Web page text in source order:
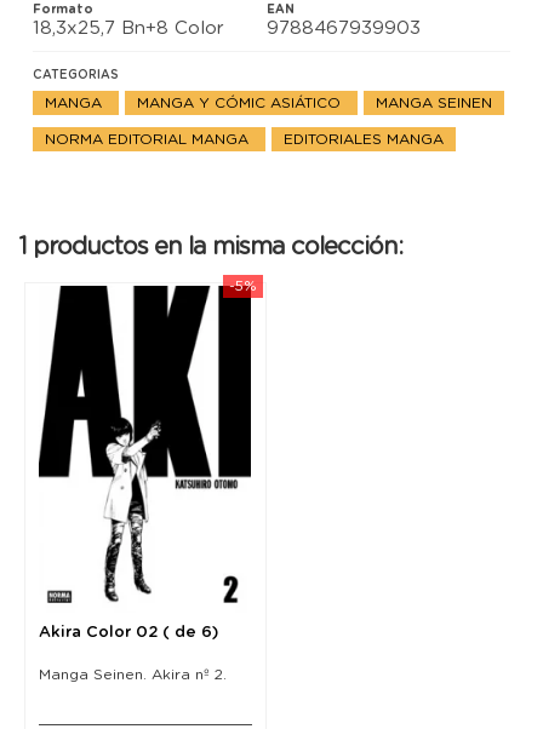
Formato
18,3x25,7 Bn+8 Color
EAN
9788467939903
CATEGORIAS
MANGA MANGA Y CÓMIC ASIÁTICO MANGA SEINEN
NORMA EDITORIAL MANGA EDITORIALES MANGA
1 productos en la misma colección:
-5%
Akira Color 02 ( de 6)
Manga Seinen. Akira nº 2.